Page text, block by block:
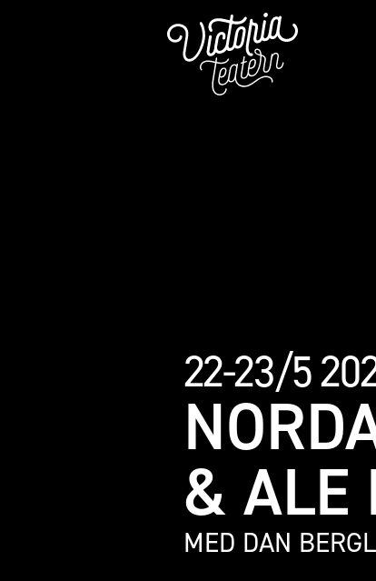
22-23/5
& ALE
MED DAN